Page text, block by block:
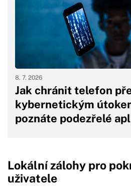
Jak chránit telefon
kybernetickým
poznáte podezřelé
8. 7. 2026
Lokální zálohy pro
uživatele